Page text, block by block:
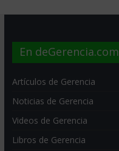
En deGerencia.com
Artículos de Gerencia
Noticias de Gerencia
Videos de Gerencia
Libros de Gerencia